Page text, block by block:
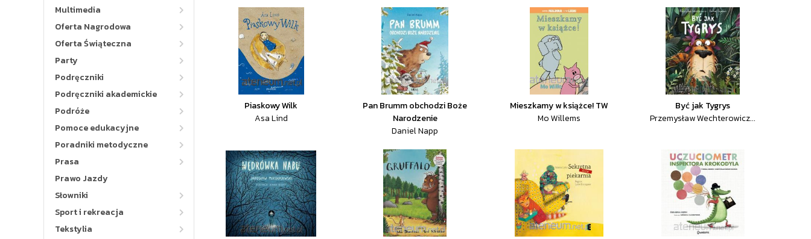
Multimedia
Oferta Nagrodowa
Oferta Świąteczna
Party
Podręczniki
Podręczniki akademickie
Podróże
Pomoce edukacyjne
Poradniki metodyczne
Prasa
Prawo Jazdy
Słowniki
Sport i rekreacja
Tekstylia
Piaskowy Wilk
Asa Lind
Pan Brumm obchodzi Boże
Narodzenie
Daniel Napp
Mieszkamy w książce! TW
Mo Willems
Być jak Tygrys
Przemysław Wechterowicz...